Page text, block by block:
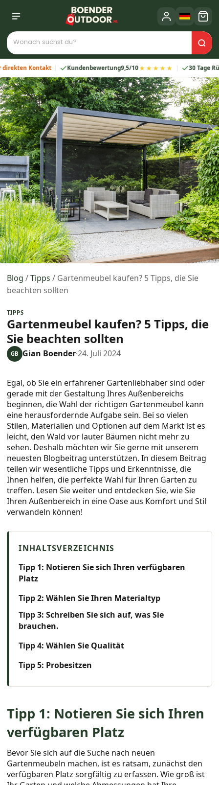
Kontakt Kundenbewertung9,5/10★★★★★ 30 Tage Rückgabe
Blog /Tipps / Gartenmeubel kaufen? 5 Tipps, die Sie
beachten sollten
TIPPS
Gartenmeubel kaufen? 5 Tipps, die
Sie beachten sollten
GB Gian Boender·24. Juli 2024
Egal, ob Sie ein erfahrener Gartenliebhaber sind oder
gerade mit der Gestaltung Ihres Außenbereichs
beginnen, die Wahl der richtigen Gartenmeubel kann
eine herausfordernde Aufgabe sein. Bei so vielen
Stilen, Materialien und Optionen auf dem Markt ist es
leicht, den Wald vor lauter Bäumen nicht mehr zu
sehen. Deshalb möchten wir Sie gerne mit unserem
neuesten Blogbeitrag unterstützen. In diesem Beitrag
teilen wir wesentliche Tipps und Erkenntnisse, die
Ihnen helfen, die perfekte Wahl für Ihren Garten zu
treffen. Lesen Sie weiter und entdecken Sie, wie Sie
Ihren Außenbereich in eine Oase aus Komfort und Stil
verwandeln können!
Tipp 1: Notieren Sie sich Ihren verfügbaren
Platz
Tipp 2: Wählen Sie Ihren Materialtyp
Tipp 3: Schreiben Sie sich auf, was Sie
brauchen.
Tipp 4: Wählen Sie Qualität
Tipp 5: Probesitzen
Tipp 1: Notieren Sie sich Ihren
verfügbaren Platz
Bevor Sie sich auf die Suche nach neuen
Gartenmeubeln machen, ist es ratsam, zunächst den
verfügbaren Platz sorgfältig zu erfassen. Wie groß ist